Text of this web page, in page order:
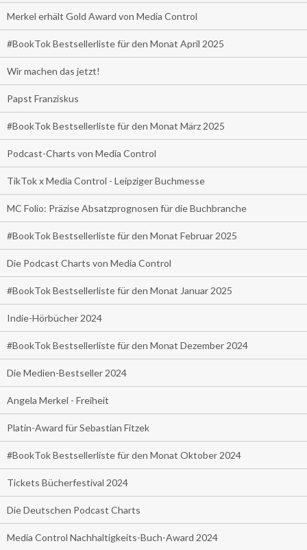
Merkel erhält Gold Award von Media Control
#BookTok Bestsellerliste für den Monat April 2025
Wir machen das jetzt!
Papst Franziskus
#BookTok Bestsellerliste für den Monat März 2025
Podcast-Charts von Media Control
TikTok x Media Control - Leipziger Buchmesse
MC Folio: Präzise Absatzprognosen für die Buchbranche
#BookTok Bestsellerliste für den Monat Februar 2025
Die Podcast Charts von Media Control
#BookTok Bestsellerliste für den Monat Januar 2025
Indie-Hörbücher 2024
#BookTok Bestsellerliste für den Monat Dezember 2024
Die Medien-Bestseller 2024
Angela Merkel - Freiheit
Platin-Award für Sebastian Fitzek
#BookTok Bestsellerliste für den Monat Oktober 2024
Tickets Bücherfestival 2024
Die Deutschen Podcast Charts
Media Control Nachhaltigkeits-Buch-Award 2024